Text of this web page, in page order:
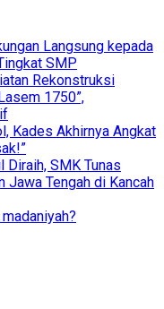
Langsung kepada
SMP
Rekonstruksi
1750”,
Kades Akhirnya Angkat
Diraih, SMK Tunas
Jawa Tengah di Kancah